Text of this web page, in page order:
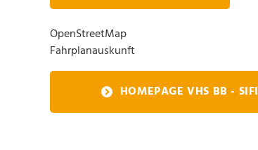
OpenStreetMap
Fahrplanauskunft
HOMEPAGE VHS BB - SIFI